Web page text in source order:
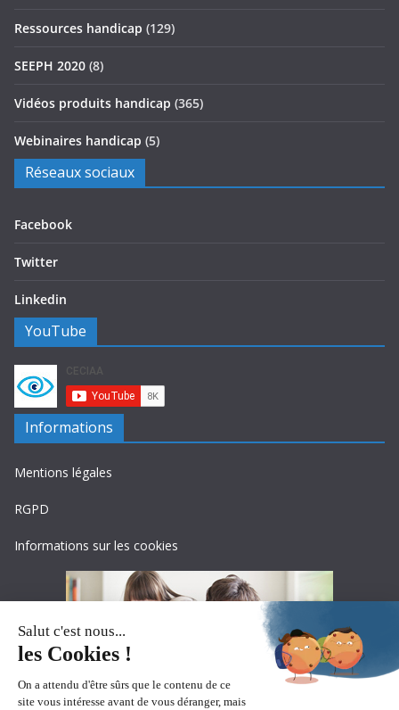
Ressources handicap (129)
SEEPH 2020 (8)
Vidéos produits handicap (365)
Webinaires handicap (5)
Réseaux sociaux
Facebook
Twitter
Linkedin
YouTube
Informations
Mentions légales
RGPD
Informations sur les cookies